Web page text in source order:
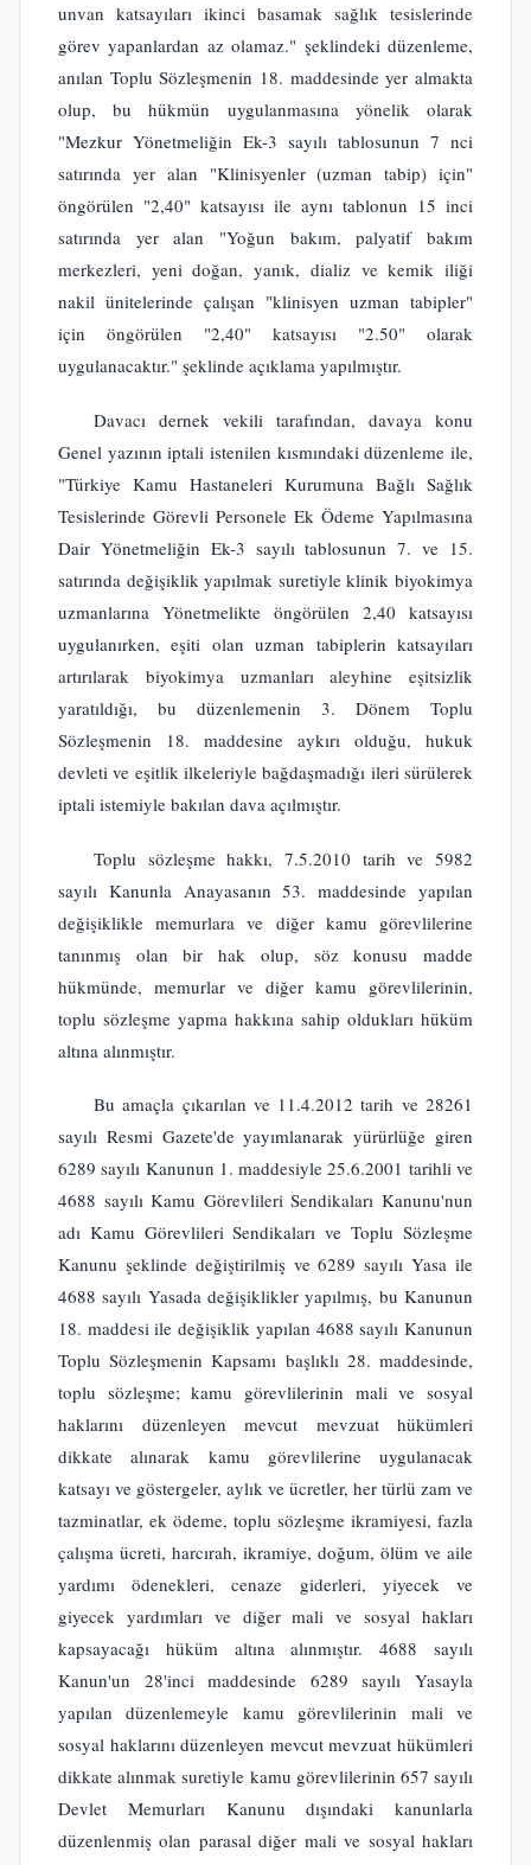
unvan katsayıları ikinci basamak sağlık tesislerinde
görev yapanlardan az olamaz." şeklindeki düzenleme,
anılan Toplu Sözleşmenin 18. maddesinde yer almakta
olup, bu hükmün uygulanmasına yönelik olarak
"Mezkur Yönetmeliğin Ek-3 sayılı tablosunun 7 nci
satırında yer alan "Klinisyenler (uzman tabip) için"
öngörülen "2,40" katsayısı ile aynı tablonun 15 inci
satırında yer alan "Yoğun bakım, palyatif bakım
merkezleri, yeni doğan, yanık, dializ ve kemik iliği
nakil ünitelerinde çalışan "klinisyen uzman tabipler"
için öngörülen "2,40" katsayısı "2.50" olarak
uygulanacaktır." şeklinde açıklama yapılmıştır.
Davacı dernek vekili tarafından, davaya konu
Genel yazının iptali istenilen kısmındaki düzenleme ile,
"Türkiye Kamu Hastaneleri Kurumuna Bağlı Sağlık
Tesislerinde Görevli Personele Ek Ödeme Yapılmasına
Dair Yönetmeliğin Ek-3 sayılı tablosunun 7. ve 15.
satırında değişiklik yapılmak suretiyle klinik biyokimya
uzmanlarına Yönetmelikte öngörülen 2,40 katsayısı
uygulanırken, eşiti olan uzman tabiplerin katsayıları
artırılarak biyokimya uzmanları aleyhine eşitsizlik
yaratıldığı, bu düzenlemenin 3. Dönem Toplu
Sözleşmenin 18. maddesine aykırı olduğu, hukuk
devleti ve eşitlik ilkeleriyle bağdaşmadığı ileri sürülerek
iptali istemiyle bakılan dava açılmıştır.
Toplu sözleşme hakkı, 7.5.2010 tarih ve 5982
sayılı Kanunla Anayasanın 53. maddesinde yapılan
değişiklikle memurlara ve diğer kamu görevlilerine
tanınmış olan bir hak olup, söz konusu madde
hükmünde, memurlar ve diğer kamu görevlilerinin,
toplu sözleşme yapma hakkına sahip oldukları hüküm
altına alınmıştır.
Bu amaçla çıkarılan ve 11.4.2012 tarih ve 28261
sayılı Resmi Gazete'de yayımlanarak yürürlüğe giren
6289 sayılı Kanunun 1. maddesiyle 25.6.2001 tarihli ve
4688 sayılı Kamu Görevlileri Sendikaları Kanunu'nun
adı Kamu Görevlileri Sendikaları ve Toplu Sözleşme
Kanunu şeklinde değiştirilmiş ve 6289 sayılı Yasa ile
4688 sayılı Yasada değişiklikler yapılmış, bu Kanunun
18. maddesi ile değişiklik yapılan 4688 sayılı Kanunun
Toplu Sözleşmenin Kapsamı başlıklı 28. maddesinde,
toplu sözleşme; kamu görevlilerinin mali ve sosyal
haklarını düzenleyen mevcut mevzuat hükümleri
dikkate alınarak kamu görevlilerine uygulanacak
katsayı ve göstergeler, aylık ve ücretler, her türlü zam ve
tazminatlar, ek ödeme, toplu sözleşme ikramiyesi, fazla
çalışma ücreti, harcırah, ikramiye, doğum, ölüm ve aile
yardımı ödenekleri, cenaze giderleri, yiyecek ve
giyecek yardımları ve diğer mali ve sosyal hakları
kapsayacağı hüküm altına alınmıştır. 4688 sayılı
Kanun'un 28'inci maddesinde 6289 sayılı Yasayla
yapılan düzenlemeyle kamu görevlilerinin mali ve
sosyal haklarını düzenleyen mevcut mevzuat hükümleri
dikkate alınmak suretiyle kamu görevlilerinin 657 sayılı
Devlet Memurları Kanunu dışındaki kanunlarla
düzenlenmiş olan parasal diğer mali ve sosyal hakları